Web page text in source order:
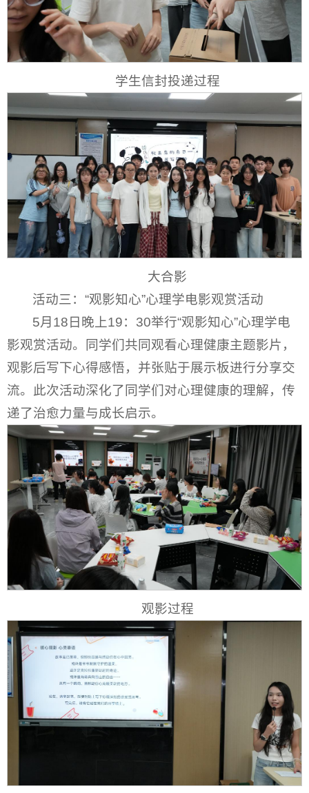
学生信封投递过程
大合影
活动三：“观影知心”心理学电影观赏活动
5月18日晚上19：30举行“观影知心”心理学电
影观赏活动。同学们共同观看心理健康主题影片，
观影后写下心得感悟，并张贴于展示板进行分享交
流。此次活动深化了同学们对心理健康的理解，传
递了治愈力量与成长启示。
观影过程